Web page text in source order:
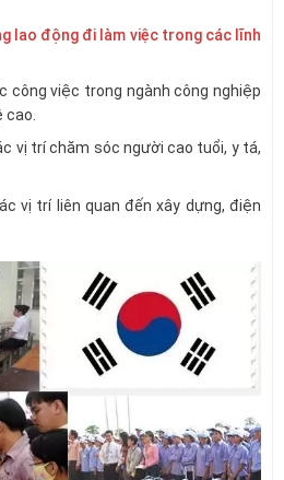
lao động đi làm việc trong các lĩnh
công việc trong ngành công nghiệp
vị trí chăm sóc người cao tuổi, y tá,
vị trí liên quan đến xây dựng, điện